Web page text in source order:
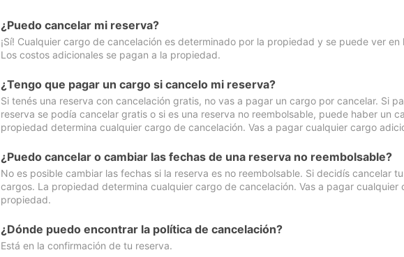
¿Puedo cancelar mi reserva?
¡Sí! Cualquier cargo de cancelación es determinado por la propiedad y se puede ver
Los costos adicionales se pagan a la propiedad.
¿Tengo que pagar un cargo si cancelo mi reserva?
Si tenés una reserva con cancelación gratis, no vas a pagar un cargo por cancelar. Si
reserva se podía cancelar gratis o si es una reserva no reembolsable, puede haber un
propiedad determina cualquier cargo de cancelación. Vas a pagar cualquier cargo
¿Puedo cancelar o cambiar las fechas de una reserva no reembolsable?
No es posible cambiar las fechas si la reserva es no reembolsable. Si decidís cancelar
cargos. La propiedad determina cualquier cargo de cancelación. Vas a pagar cualquier
propiedad.
¿Dónde puedo encontrar la política de cancelación?
Está en la confirmación de tu reserva.